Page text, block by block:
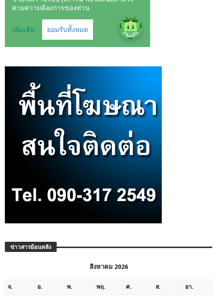
ข่าวสารย้อนหลัง
สิงหาคม 2026
จ. อ. พ. พฤ. ศ. ส. อา.